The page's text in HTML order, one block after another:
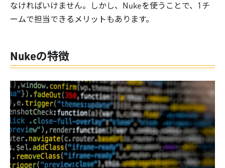
なければいけません。しかし、Nukeを使うことで、1チ
ームで担当できるメリットもあります。
Nukeの特徴